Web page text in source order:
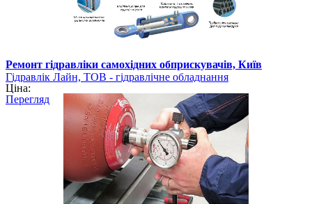
Ремонт гідравліки самохідних обприскувачів, Київ
Гідравлік Лайн, ТОВ - гідравлічне обладнання
Ціна:
Перегляд